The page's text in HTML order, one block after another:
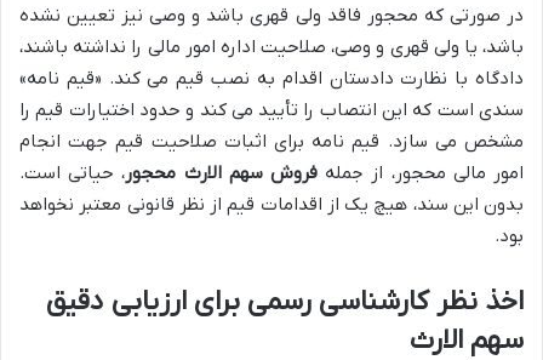
در صورتی که محجور فاقد ولی قهری باشد و وصی نیز تعیین نشده
باشد، یا ولی قهری و وصی، صلاحیت اداره امور مالی را نداشته باشند،
دادگاه با نظارت دادستان اقدام به نصب قیم می کند. «قیم نامه»
سندی است که این انتصاب را تأیید می کند و حدود اختیارات قیم را
مشخص می سازد. قیم نامه برای اثبات صلاحیت قیم جهت انجام
امور مالی محجور، از جمله فروش سهم الارث محجور، حیاتی است.
بدون این سند، هیچ یک از اقدامات قیم از نظر قانونی معتبر نخواهد
بود.
اخذ نظر کارشناسی رسمی برای ارزیابی دقیق
سهم الارث